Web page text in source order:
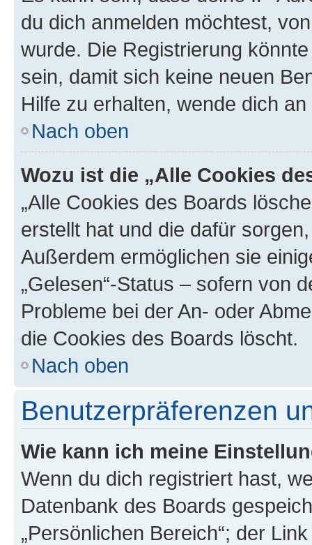
du dich anmelden möchtest,
wurde. Die Registrierung
sein, damit sich keine neuen
Hilfe zu erhalten, wende dich
Nach oben
Wozu ist die „Alle Cookies
„Alle Cookies des Boards
erstellt hat und die dafür
Außerdem ermöglichen sie
„Gelesen“-Status – sofern von
Probleme bei der An- oder
die Cookies des Boards löscht.
Nach oben
Benutzerpräferenzen
Wie kann ich meine
Wenn du dich registriert hast,
Datenbank des Boards
„Persönlichen Bereich“; der